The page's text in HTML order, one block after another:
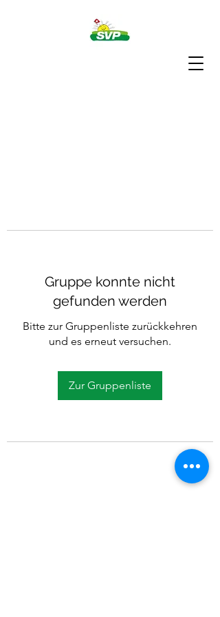
Gruppe konnte nicht
gefunden werden
Bitte zur Gruppenliste zurückkehren
und es erneut versuchen.
Zur Gruppenliste